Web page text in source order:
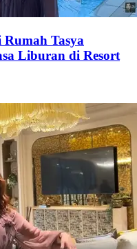
Tasya
Liburan di Resort